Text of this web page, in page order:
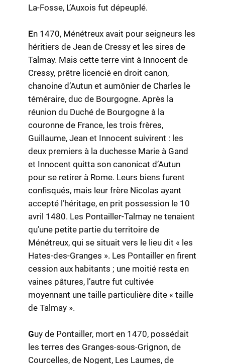
La-Fosse, L’Auxois fut dépeuplé.
En 1470, Ménétreux avait pour seigneurs les
héritiers de Jean de Cressy et les sires de
Talmay. Mais cette terre vint à Innocent de
Cressy, prêtre licencié en droit canon,
chanoine d’Autun et aumônier de Charles le
téméraire, duc de Bourgogne. Après la
réunion du Duché de Bourgogne à la
couronne de France, les trois frères,
Guillaume, Jean et Innocent suivirent : les
deux premiers à la duchesse Marie à Gand
et Innocent quitta son canonicat d’Autun
pour se retirer à Rome. Leurs biens furent
confisqués, mais leur frère Nicolas ayant
accepté l’héritage, en prit possession le 10
avril 1480. Les Pontailler-Talmay ne tenaient
qu’une petite partie du territoire de
Ménétreux, qui se situait vers le lieu dit « les
Hates-des-Granges ». Les Pontailler en firent
cession aux habitants ; une moitié resta en
vaines pâtures, l’autre fut cultivée
moyennant une taille particulière dite « taille
de Talmay ».
Guy de Pontailler, mort en 1470, possédait
les terres des Granges-sous-Grignon, de
Courcelles, de Nogent, Les Laumes, de